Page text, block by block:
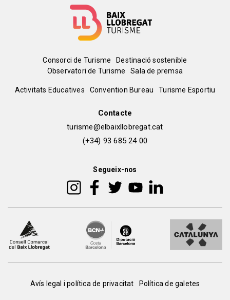
Menú
del
Consorci de Turisme
Destinació sostenible
Observatori de Turisme
Sala de premsa
Peu
Activitats Educatives Convention Bureau Turisme Esportiu
Contacte
turisme@elbaixllobregat.cat
(+34) 93 685 24 00
Segueix-nos
PeuAvís legal i política de privacitat Política de galetes